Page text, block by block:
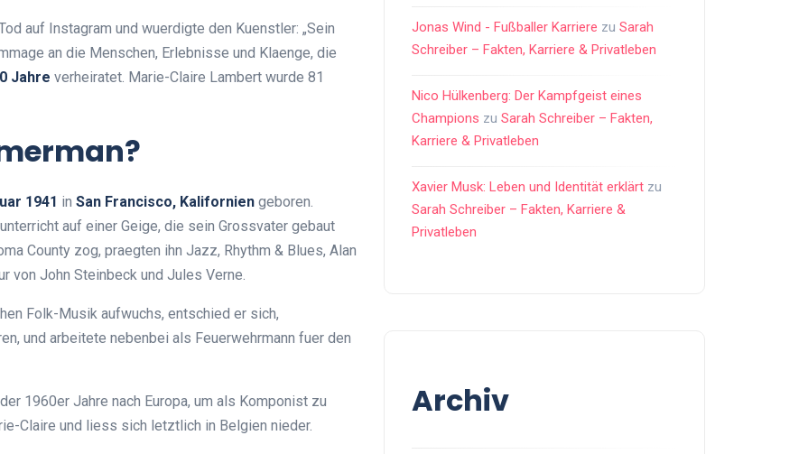
auf Instagram und wuerdigte den Kuenstler: „Sein
an die Menschen, Erlebnisse und Klaenge, die
Jahre verheiratet. Marie-Claire Lambert wurde 81
1941 in San Francisco, Kalifornien geboren.
auf einer Geige, die sein Grossvater gebaut
County zog, praegten ihn Jazz, Rhythm & Blues, Alan
von John Steinbeck und Jules Verne.
Folk-Musik aufwuchs, entschied er sich,
und arbeitete nebenbei als Feuerwehrmann fuer den
1960er Jahre nach Europa, um als Komponist zu
Claire und liess sich letztlich in Belgien nieder.
Jonas Wind - Fußballer Karriere zu Sarah
Schreiber – Fakten, Karriere & Privatleben
Nico Hülkenberg: Der Kampfgeist eines
Champions zu Sarah Schreiber – Fakten,
Karriere & Privatleben
Xavier Musk: Leben und Identität erklärt zu
Sarah Schreiber – Fakten, Karriere &
Privatleben
Archiv